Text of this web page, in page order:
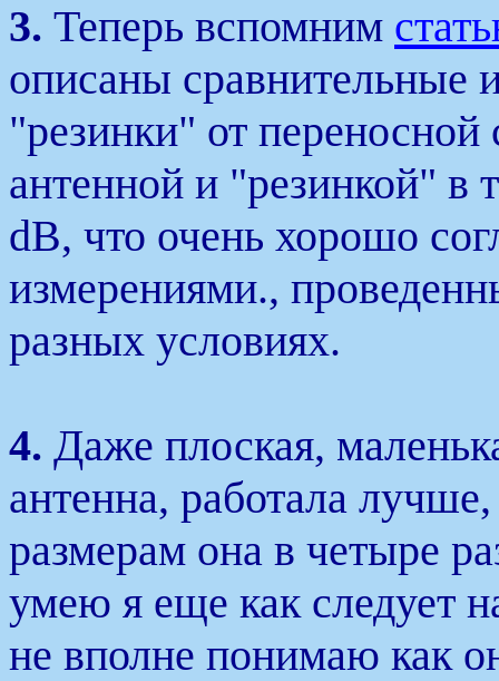
3. Теперь вспомним
описаны сравнительные
"резинки" от
антенной и "резинкой" в
dB, что очень хорошо
измерениями.,
разных условиях.
4. Даже плоская,
антенна, работала
размерам она в четыре
умею я еще как следует
не вполне понимаю как